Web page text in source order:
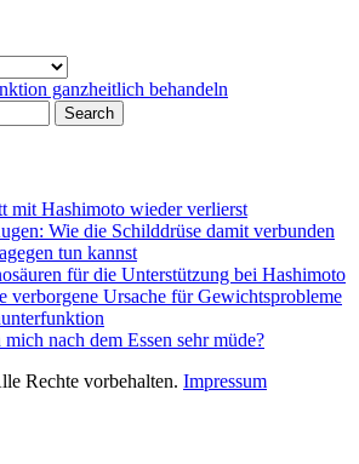
Search
mit Hashimoto wieder verlierst
Wie die Schilddrüse damit verbunden
tun kannst
für die Unterstützung bei Hashimoto
verborgene Ursache für Gewichtsprobleme
nach dem Essen sehr müde?
Rechte vorbehalten. Impressum